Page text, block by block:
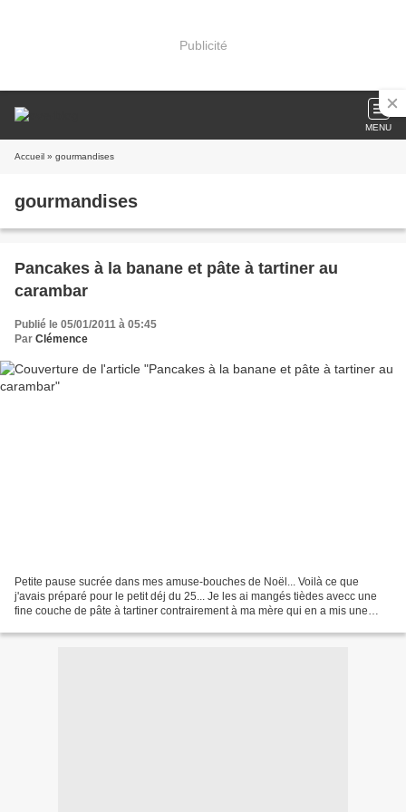
Publicité
MENU
Accueil » gourmandises
gourmandises
Pancakes à la banane et pâte à tartiner au
carambar
Publié le 05/01/2011 à 05:45
Par Clémence
Petite pause sucrée dans mes amuse-bouches de Noël... Voilà ce que
j'avais préparé pour le petit déj du 25... Je les ai mangés tièdes avecc une
fine couche de pâte à tartiner contrairement à ma mère qui en a mis une